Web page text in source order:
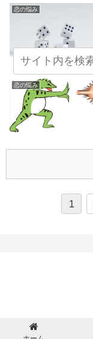
恋の悩み
恋の悩み
1